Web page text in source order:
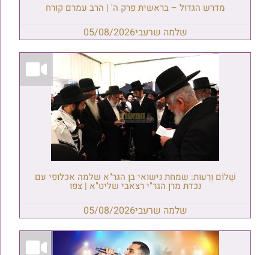
מדרש הגדול – בראשית פרק ה' | הרב עמרם קורח
שלמה שרעבי05/08/2026
שָׁלוֹם וְרֵעוּת: שמחת נישואי בן הגר"א שלמה אכלופי עם
נכדת מרן הגר"י רצאבי שליט"א | צפו
שלמה שרעבי05/08/2026